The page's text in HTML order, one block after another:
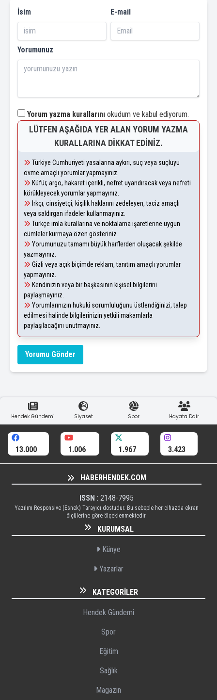
İsim E-mail
Yorumunuz
Yorum yazma kurallarını okudum ve kabul ediyorum.
LÜTFEN AŞAĞIDA YER ALAN YORUM YAZMA
KURALLARINA DIKKAT EDINIZ.
Türkiye Cumhuriyeti yasalarına aykırı, suç veya suçluyu
övme amaçlı yorumlar yapmayınız.
Küfür, argo, hakaret içerikli, nefret uyandıracak veya nefreti
körükleyecek yorumlar yapmayınız.
Irkçı, cinsiyetçi, kişilik haklarını zedeleyen, taciz amaçlı
veya saldırgan ifadeler kullanmayınız.
Türkçe imla kurallarına ve noktalama işaretlerine uygun
cümleler kurmaya özen gösteriniz.
Yorumunuzu tamamı büyük harflerden oluşacak şekilde
yazmayınız.
Gizli veya açık biçimde reklam, tanıtım amaçlı yorumlar
yapmayınız.
Kendinizin veya bir başkasının kişisel bilgilerini
paylaşmayınız.
Yorumlarınızın hukuki sorumluluğunu üstlendiğinizi, talep
edilmesi halinde bilgilerinizin yetkili makamlarla
paylaşılacağını unutmayınız.
Yorumu Gönder
Hendek Gündemi Siyaset Spor Hayata Dair
13.000 1.006 1.967 3.423
HABERHENDEK.COM
ISSN : 2148-7995
Yazılım Responsive (Esnek) Tarayıcı dostudur. Bu sebeple her cihazda ekran
ölçülerine göre ölçeklenmektedir.
KURUMSAL
Künye
Yazarlar
KATEGORILER
Hendek Gündemi
Spor
Eğitim
Sağlık
Magazin